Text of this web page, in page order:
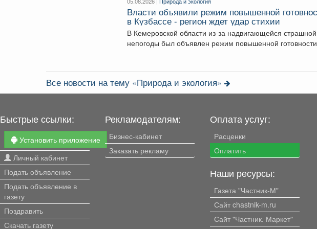
Власти объявили режим повышенной
в Кузбассе - регион ждет удар стихии
В Кемеровской области из-за надвигающейся страшной
непогоды был объявлен режим повышенной
Все новости на тему «Природа и экология»
Быстрые ссылки:
Установить приложение
Личный кабинет
Подать объявление
Подать объявление в
газету
Поздравить
Скачать газету
Рекламодателям:
Бизнес-кабинет
Заказать рекламу
Оплата услуг:
Расценки
Оплатить
Наши ресурсы:
Газета "Частник-М"
Сайт chastnik-m.ru
Сайт "Частник. Маркет"